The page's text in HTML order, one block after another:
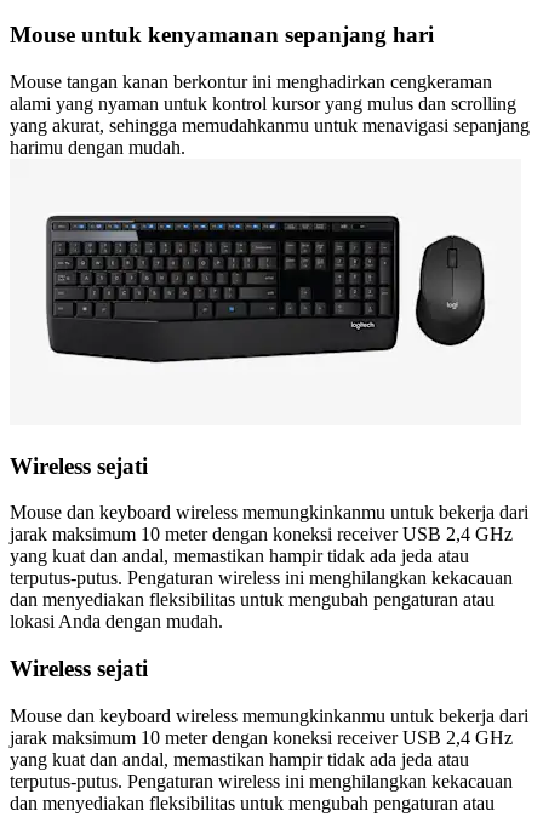
Mouse untuk kenyamanan sepanjang hari
Mouse tangan kanan berkontur ini menghadirkan cengkeraman
alami yang nyaman untuk kontrol kursor yang mulus dan scrolling
yang akurat, sehingga memudahkanmu untuk menavigasi sepanjang
harimu dengan mudah.
Wireless sejati
Mouse dan keyboard wireless memungkinkanmu untuk bekerja dari
jarak maksimum 10 meter dengan koneksi receiver USB 2,4 GHz
yang kuat dan andal, memastikan hampir tidak ada jeda atau
terputus-putus. Pengaturan wireless ini menghilangkan kekacauan
dan menyediakan fleksibilitas untuk mengubah pengaturan atau
lokasi Anda dengan mudah.
Wireless sejati
Mouse dan keyboard wireless memungkinkanmu untuk bekerja dari
jarak maksimum 10 meter dengan koneksi receiver USB 2,4 GHz
yang kuat dan andal, memastikan hampir tidak ada jeda atau
terputus-putus. Pengaturan wireless ini menghilangkan kekacauan
dan menyediakan fleksibilitas untuk mengubah pengaturan atau